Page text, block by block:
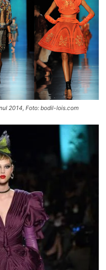
2014, Foto: bodil-lois.com